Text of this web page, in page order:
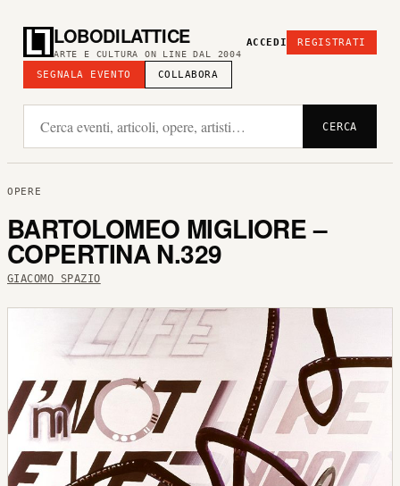
LOBODILATTICE
ARTE E CULTURA ON LINE DAL 2004
SEGNALA EVENTO COLLABORA
ACCEDI REGISTRATI
CERCA
OPERE
BARTOLOMEO MIGLIORE –
COPERTINA N.329
GIACOMO SPAZIO